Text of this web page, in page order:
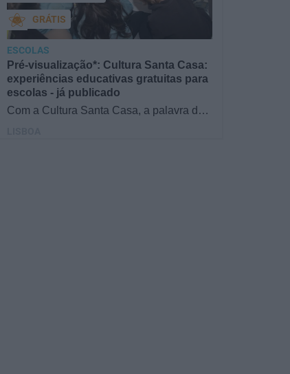
Pré-visualização*: Cultura Santa Casa:
experiências educativas gratuitas para
escolas - já publicado
Com a Cultura Santa Casa, a palavra de
GRÁTIS
ESCOLAS